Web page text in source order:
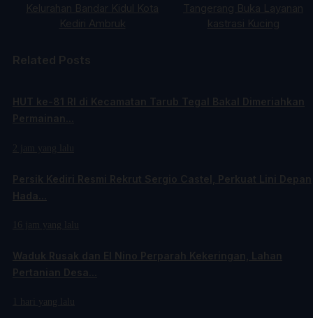
Kelurahan Bandar Kidul Kota
Kediri Ambruk
Tangerang Buka Layanan
kastrasi Kucing
Related Posts
HUT ke-81 RI di Kecamatan Tarub Tegal Bakal Dimeriahkan
Permainan...
2 jam yang lalu
Persik Kediri Resmi Rekrut Sergio Castel, Perkuat Lini Depan
Hada...
16 jam yang lalu
Waduk Rusak dan El Nino Perparah Kekeringan, Lahan
Pertanian Desa...
1 hari yang lalu